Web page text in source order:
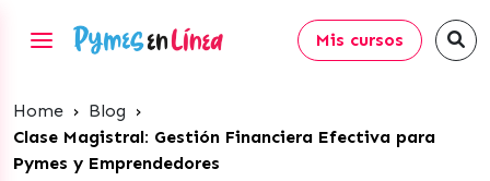
Mis cursos
Home › Blog ›
Clase Magistral: Gestión Financiera Efectiva para
Pymes y Emprendedores